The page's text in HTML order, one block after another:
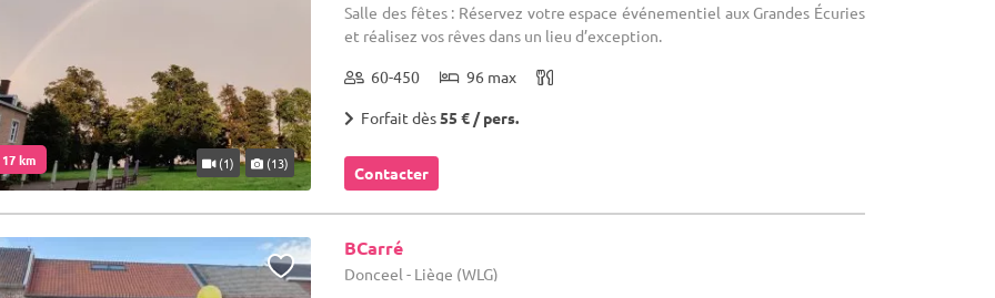
km (1) (13)
Salle des fêtes : Réservez votre espace événementiel aux Grandes Écuries
et réalisez vos rêves dans un lieu d’exception.
60-450 96 max
Forfait dès55 € / pers.
Contacter
BCarré
Donceel - Liège (WLG)